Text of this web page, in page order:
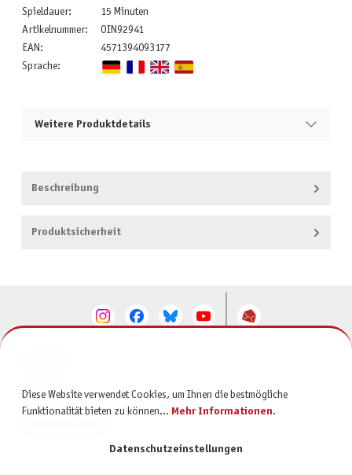
Spieldauer:
15 Minuten
Artikelnummer:
OIN92941
EAN:
4571394093177
Sprache:
Weitere Produktdetails
Beschreibung
Produktsicherheit
SERVICE
Diese Website verwendet Cookies, um Ihnen die bestmögliche
Funktionalität bieten zu können... Mehr Informationen.
Datenschutzeinstellungen